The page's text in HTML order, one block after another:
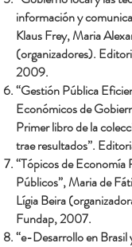
información y
Klaus Frey, Maria
(organizadores).
2009.
“Gestión Pública
Económicos de
Primer libro de la
trae resultados”.
“Tópicos de Economía
Públicos”, Maria de
Lígia Beira
Fundap, 2007.
“e-Desarrollo en Brasil